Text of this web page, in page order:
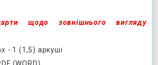
щодо зовнішнього вигляду
- 1 (1,5) аркуші
(WORD)